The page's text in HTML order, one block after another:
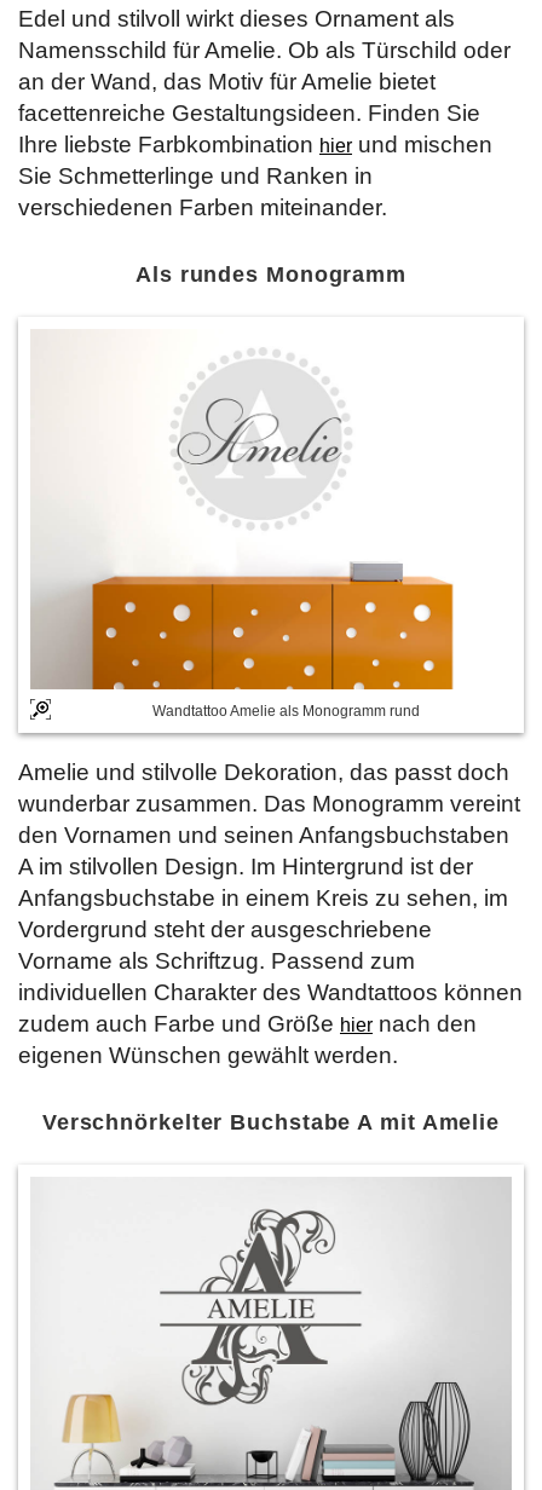
Edel und stilvoll wirkt dieses Ornament als
Namensschild für Amelie. Ob als Türschild oder
an der Wand, das Motiv für Amelie bietet
facettenreiche Gestaltungsideen. Finden Sie
Ihre liebste Farbkombination hier und mischen
Sie Schmetterlinge und Ranken in
verschiedenen Farben miteinander.
Als rundes Monogramm
Wandtattoo Amelie als Monogramm rund
Amelie und stilvolle Dekoration, das passt doch
wunderbar zusammen. Das Monogramm vereint
den Vornamen und seinen Anfangsbuchstaben
A im stilvollen Design. Im Hintergrund ist der
Anfangsbuchstabe in einem Kreis zu sehen, im
Vordergrund steht der ausgeschriebene
Vorname als Schriftzug. Passend zum
individuellen Charakter des Wandtattoos können
zudem auch Farbe und Größe hier nach den
eigenen Wünschen gewählt werden.
Verschnörkelter Buchstabe A mit Amelie